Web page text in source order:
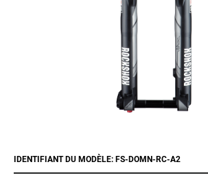
IDENTIFIANT DU MODÈLE: FS-DOMN-RC-A2